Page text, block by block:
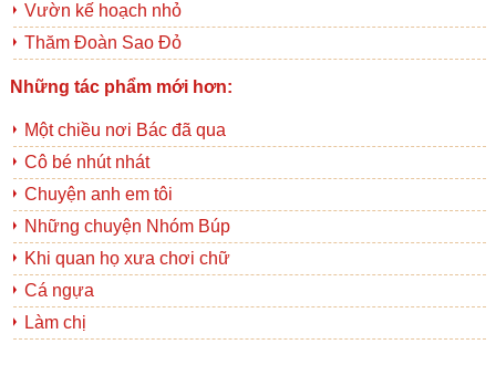
Vườn kế hoạch nhỏ
Thăm Đoàn Sao Đỏ
Những tác phẩm mới hơn:
Một chiều nơi Bác đã qua
Cô bé nhút nhát
Chuyện anh em tôi
Những chuyện Nhóm Búp
Khi quan họ xưa chơi chữ
Cá ngựa
Làm chị